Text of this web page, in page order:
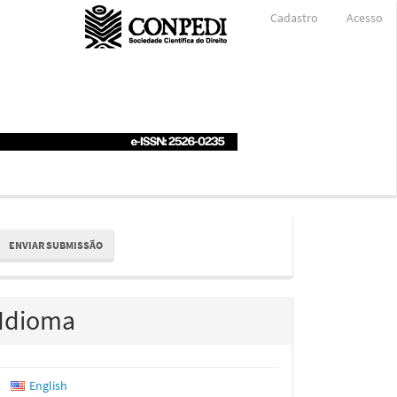
Cadastro Acesso
ENVIAR SUBMISSÃO
Idioma
English